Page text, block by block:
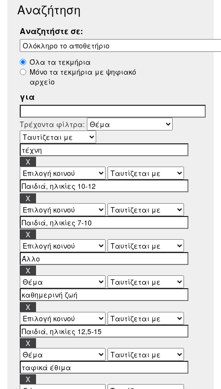
Αναζήτηση
Αναζητήστε σε:
Όλα τα τεκμήρια
Μόνο τα τεκμήρια με ψηφιακό
αρχείο
για
Τρέχοντα φίλτρα: